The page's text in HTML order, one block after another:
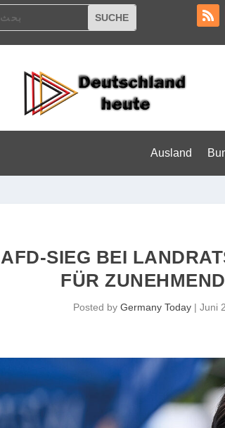
Ausland
AFD-SIEG BEI
FÜR
Posted byGermany Today |Juni